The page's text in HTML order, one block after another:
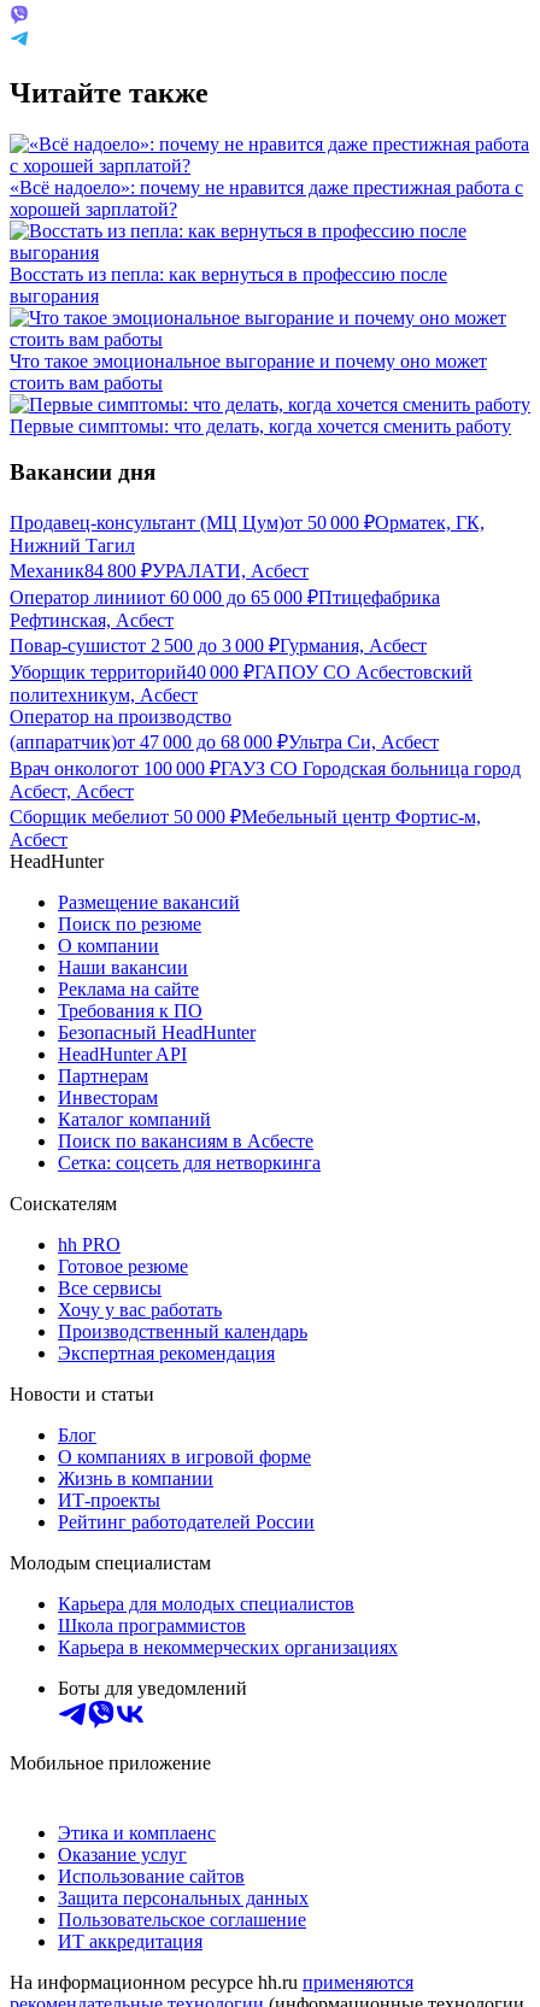
Читайте также
«Всё надоело»: почему не нравится даже престижная работа с
хорошей зарплатой?
Восстать из пепла: как вернуться в профессию после
выгорания
Что такое эмоциональное выгорание и почему оно может
стоить вам работы
Первые симптомы: что делать, когда хочется сменить работу
Вакансии дня
Продавец-консультант (МЦ Цум)от 50 000 ₽Орматек, ГК,
Нижний Тагил
Механик84 800 ₽УРАЛАТИ, Асбест
Оператор линииот 60 000 до 65 000 ₽Птицефабрика
Рефтинская, Асбест
Повар-сушистот 2 500 до 3 000 ₽Гурмания, Асбест
Уборщик территорий40 000 ₽ГАПОУ СО Асбестовский
политехникум, Асбест
Оператор на производство
(аппаратчик)от 47 000 до 68 000 ₽Ультра Си, Асбест
Врач онкологот 100 000 ₽ГАУЗ СО Городская больница город
Асбест, Асбест
Сборщик мебелиот 50 000 ₽Мебельный центр Фортис-м,
Асбест
HeadHunter
Размещение вакансий
Поиск по резюме
О компании
Наши вакансии
Реклама на сайте
Требования к ПО
Безопасный HeadHunter
HeadHunter API
Партнерам
Инвесторам
Каталог компаний
Поиск по вакансиям в Асбесте
Сетка: соцсеть для нетворкинга
Соискателям
hh PRO
Готовое резюме
Все сервисы
Хочу у вас работать
Производственный календарь
Экспертная рекомендация
Новости и статьи
Блог
О компаниях в игровой форме
Жизнь в компании
ИТ-проекты
Рейтинг работодателей России
Молодым специалистам
Карьера для молодых специалистов
Школа программистов
Карьера в некоммерческих организациях
Боты для уведомлений
Мобильное приложение
Этика и комплаенс
Оказание услуг
Использование сайтов
Защита персональных данных
Пользовательское соглашение
ИТ аккредитация
На информационном ресурсе hh.ru применяются